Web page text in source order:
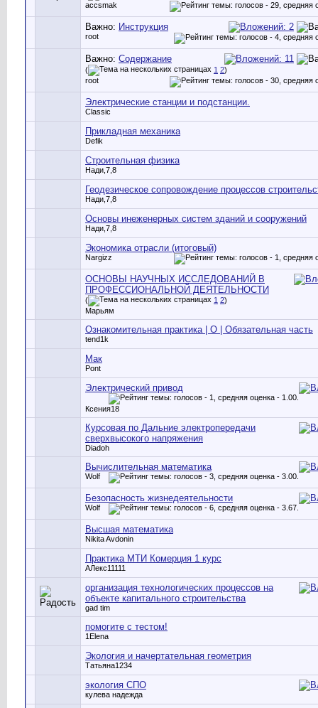
accsmak
Важно: Инструкция
root
Важно: Содержание
( 1 2)
root
Электрические станции и подстанции.
Classic
Прикладная механика
Defik
Строительная физика
Нади,7,8
Геодезическое сопровождение процессов
Нади,7,8
Основы инеженерных систем зданий и сооружений
Нади,7,8
Экономика отрасли (итоговый)
Nargizz
ОСНОВЫ НАУЧНЫХ ИССЛЕДОВАНИЙ В
ПРОФЕССИОНАЛЬНОЙ ДЕЯТЕЛЬНОСТИ
( 1 2)
Марьям
Ознакомительная практика | О | Обязательная часть
tend1k
Мак
Pont
Электрический привод
Ксения18
Курсовая по Дальние электропередачи
сверхвысокого напряжения
Diadoh
Вычислительная математика
Wolf
Безопасность жизнедеятельности
Wolf
Высшая математика
Nikita Avdonin
Практика МТИ Комерция 1 курс
АЛекс11111
организация технологических процессов на
объекте капитального строительства
gad tim
помогите с тестом!
1Elena
Экология и начертательная геометрия
Татьяна1234
экология СПО
кулева надежда